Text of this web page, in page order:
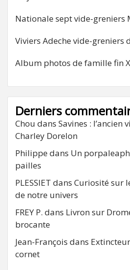
Nationale sept vide-greniers
Viviers Adeche vide-greniers
Album photos de famille fin
Derniers
Chou dans Savines : l’ancien
Charley Dorelon
Philippe dans Un
pailles
PLESSIET dans Curiosité sur
de notre univers
FREY P. dans Livron sur
brocante
Jean-François dans
cornet